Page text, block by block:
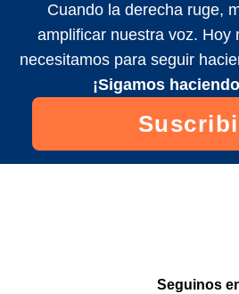
Cuando la derecha ruge,
amplificar nuestra voz. Hoy
necesitamos para seguir
¡Sigamos
Seguinos